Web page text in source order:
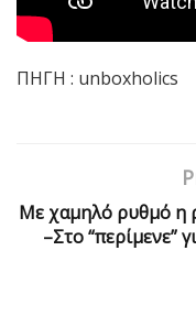
ΠΗΓΗ : unboxholics
Με χαμηλό ρυθμό η
–Στο “περίμενε”